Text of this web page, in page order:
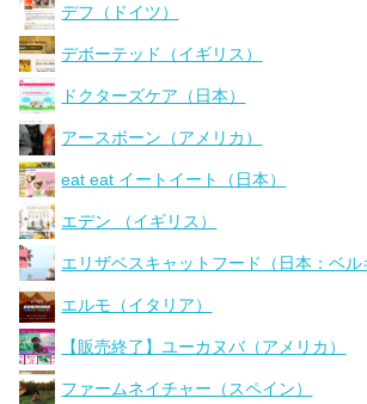
デフ（ドイツ）
デボーテッド（イギリス）
ドクターズケア（日本）
アースボーン（アメリカ）
eat eat イートイート（日本）
エデン （イギリス）
エリザベスキャットフード（日本：ベル
エルモ（イタリア）
【販売終了】ユーカヌバ（アメリカ）
ファームネイチャー（スペイン）